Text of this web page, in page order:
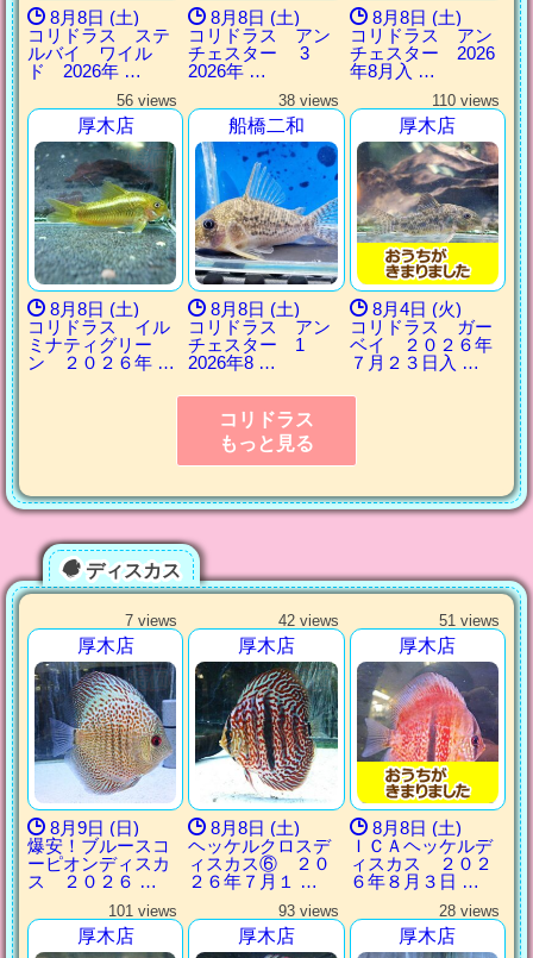
8月8日 (土)
コリドラス ステ
ルバイ ワイル
ド 2026年 …
8月8日 (土)
コリドラス アン
チェスター 3
2026年 …
8月8日 (土)
コリドラス アン
チェスター 2026
年8月入 …
56 views
厚木店
8月8日 (土)
コリドラス イル
ミナティグリー
ン ２０２６年 …
38 views
船橋二和
8月8日 (土)
コリドラス アン
チェスター 1
2026年8 …
110 views
厚木店
8月4日 (火)
コリドラス ガー
ベイ ２０２６年
７月２３日入 …
コリドラス
もっと見る
ディスカス
7 views
厚木店
8月9日 (日)
爆安！ブルースコ
ーピオンディスカ
ス ２０２６ …
42 views
厚木店
8月8日 (土)
ヘッケルクロスデ
ィスカス⑥ ２０
２６年７月１ …
51 views
厚木店
8月8日 (土)
ＩＣＡヘッケルデ
ィスカス ２０２
６年８月３日 …
101 views
厚木店
93 views
厚木店
28 views
厚木店